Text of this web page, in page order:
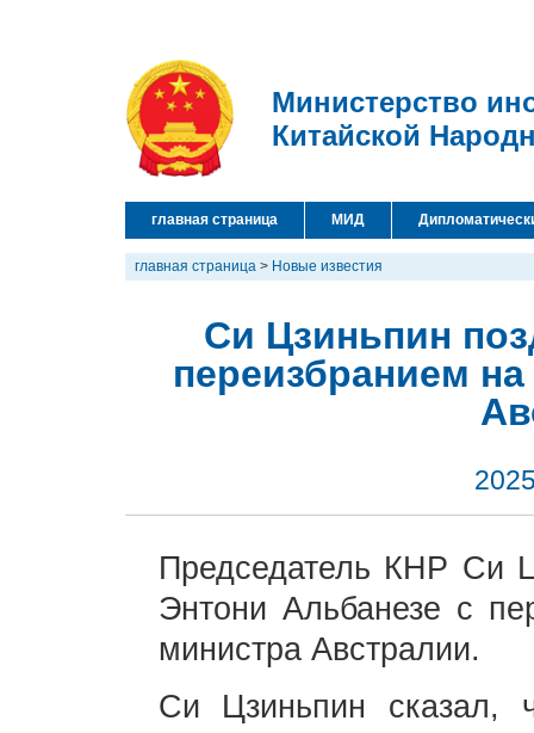
Министерство
Китайской
главная страница МИД
главная страница > Новые известия
Си Цзиньпин
переизбранием
Председатель КНР Си
Энтони Альбанезе с
министра Австралии.
Си Цзиньпин сказал,